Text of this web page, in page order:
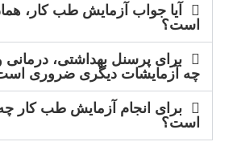
آیا جواب آزمایش طب کار،
است؟
برای پرسنل بهداشتی، درمانی
چه آزمایشات دیگری ضروری
برای انجام آزمایش طب کار چه
است؟